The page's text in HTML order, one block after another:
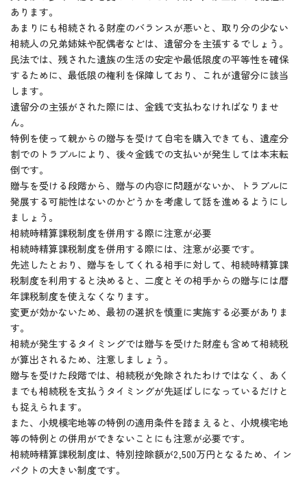
あります。
あまりにも相続される財産のバランスが悪いと、取り分の少ない
相続人の兄弟姉妹や配偶者などは、遺留分を主張するでしょう。
民法では、残された遺族の生活の安定や最低限度の平等性を確保
するために、最低限の権利を保障しており、これが遺留分に該当
します。
遺留分の主張がされた際には、金銭で支払わなければなりませ
ん。
特例を使って親からの贈与を受けて自宅を購入できても、遺産分
割でのトラブルにより、後々金銭での支払いが発生しては本末転
倒です。
贈与を受ける段階から、贈与の内容に問題がないか、トラブルに
発展する可能性はないのかどうかを考慮して話を進めるようにし
ましょう。
相続時精算課税制度を併用する際に注意が必要
相続時精算課税制度を併用する際には、注意が必要です。
先述したとおり、贈与をしてくれる相手に対して、相続時精算課
税制度を利用すると決めると、二度とその相手からの贈与には暦
年課税制度を使えなくなります。
変更が効かないため、最初の選択を慎重に実施する必要がありま
す。
相続が発生するタイミングでは贈与を受けた財産も含めて相続税
が算出されるため、注意しましょう。
贈与を受けた段階では、相続税が免除されたわけではなく、あく
までも相続税を支払うタイミングが先延ばしになっているだけと
も捉えられます。
また、小規模宅地等の特例の適用条件を踏まえると、小規模宅地
等の特例との併用ができないことにも注意が必要です。
相続時精算課税制度は、特別控除額が2,500万円となるため、イン
パクトの大きい制度です。